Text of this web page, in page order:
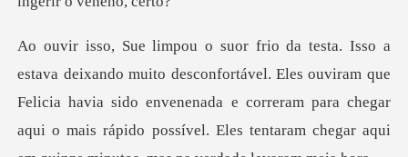
l. Eles ouviram que
Felicia havia sido envenenada e correram para chegar
aqui o mais rápid